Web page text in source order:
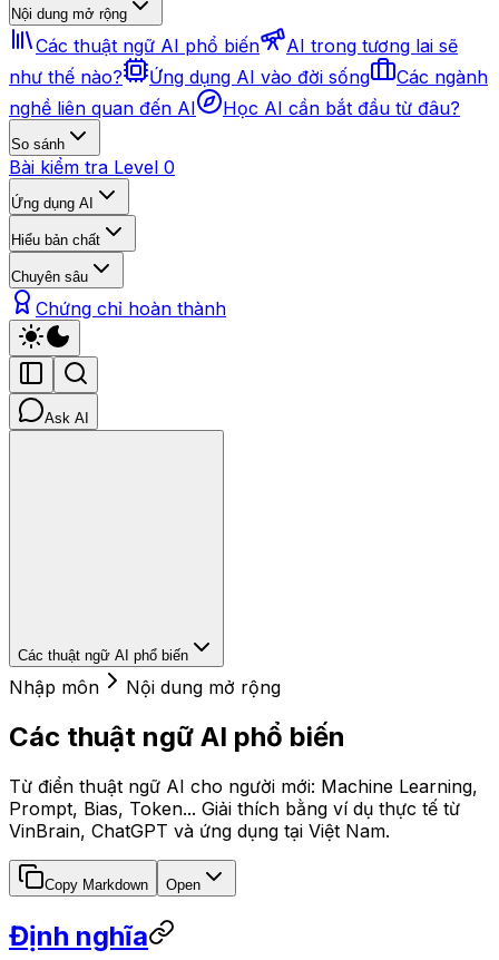
Nội dung mở rộng
Các thuật ngữ AI phổ biến
AI trong tương lai sẽ
như thế nào?
Ứng dụng AI vào đời sống
Các ngành
nghề liên quan đến AI
Học AI cần bắt đầu từ đâu?
So sánh
Bài kiểm tra Level 0
Ứng dụng AI
Hiểu bản chất
Chuyên sâu
Chứng chỉ hoàn thành
Ask AI
Các thuật ngữ AI phổ biến
Nhập môn Nội dung mở rộng
Các thuật ngữ AI phổ biến
Từ điển thuật ngữ AI cho người mới: Machine Learning,
Prompt, Bias, Token... Giải thích bằng ví dụ thực tế từ
VinBrain, ChatGPT và ứng dụng tại Việt Nam.
Copy Markdown Open
Định nghĩa